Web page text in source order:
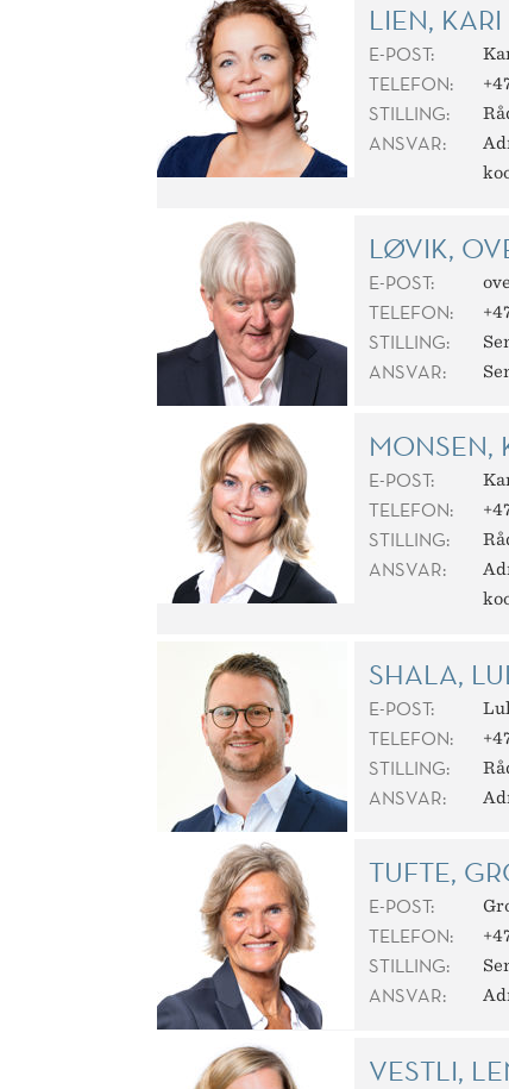
LIEN, KARI
E-POST:
TELEFON:
STILLING:
ANSVAR:
LØVIK,
E-POST:
TELEFON:
STILLING:
ANSVAR:
MONSEN,
E-POST:
TELEFON:
STILLING:
ANSVAR:
SHALA,
E-POST:
TELEFON:
STILLING:
ANSVAR:
TUFTE,
E-POST:
TELEFON:
STILLING:
ANSVAR:
VESTLI,